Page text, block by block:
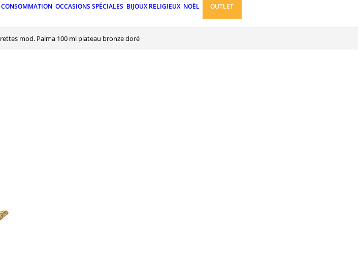
CONSOMMATION OCCASIONS SPÉCIALES BIJOUX RELIGIEUX NOËL OUTLET
mod. Palma 100 ml plateau bronze doré